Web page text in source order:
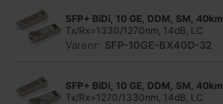
SFP+ BiDi, 10 GE, DDM, SM, 40km
Tx/Rx=1330/1270nm, 14dB, LC
Varenr: SFP-10GE-BX40D-32
SFP+ BiDi, 10 GE, DDM, SM, 40km
Tx/Rx=1270/1330nm, 14dB, LC